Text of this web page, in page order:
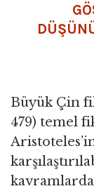
Büyük Çin
479) temel